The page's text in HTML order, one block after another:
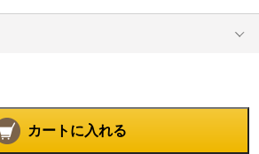
カートに入れる